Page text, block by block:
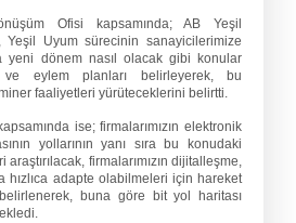
Ofisi kapsamında; AB Yeşil
Yeşil Uyum sürecinin sanayicilerimize
yeni dönem nasıl olacak gibi konular
ve eylem planları belirleyerek, bu
faaliyetleri yürüteceklerini belirtti.
ise; firmalarımızın elektronik
yollarının yanı sıra bu konudaki
firmalarımızın dijitalleşme,
hızlıca adapte olabilmeleri için hareket
buna göre bit yol haritası